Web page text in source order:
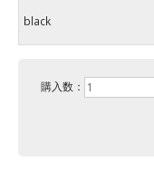
black
購入数：